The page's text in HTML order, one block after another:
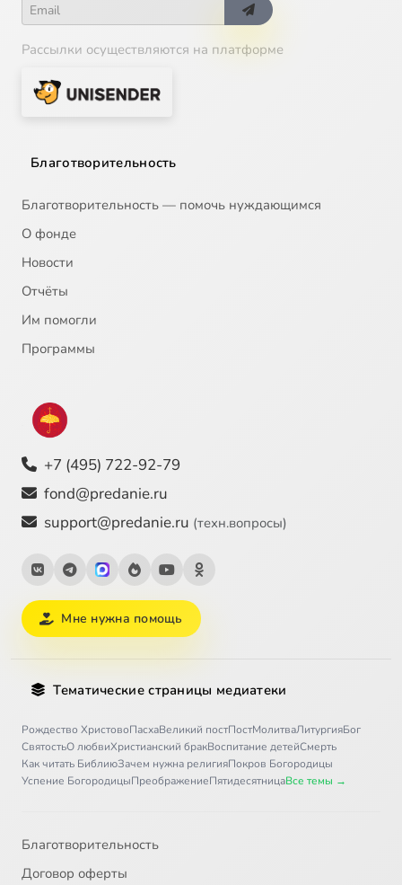
Рассылки осуществляются на платформе
Благотворительность
Благотворительность — помочь нуждающимся
О фонде
Новости
Отчёты
Им помогли
Программы
+7 (495) 722-92-79
fond@predanie.ru
support@predanie.ru (техн.вопросы)
Мне нужна помощь
Тематические страницы медиатеки
Рождество ХристовоПасхаВеликий постПостМолитваЛитургияБог
СвятостьО любвиХристианский бракВоспитание детейСмерть
Как читать БиблиюЗачем нужна религияПокров Богородицы
Успение БогородицыПреображениеПятидесятницаВсе темы →
Благотворительность
Договор оферты